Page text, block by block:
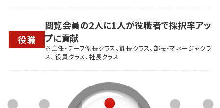
役職
閲覧会員の2人に1人が役職者で採択率アッ
プに貢献
※主任・チーフ係長クラス、課長クラス、部長・マネージャクラ
ス、 役員クラス、社長クラス